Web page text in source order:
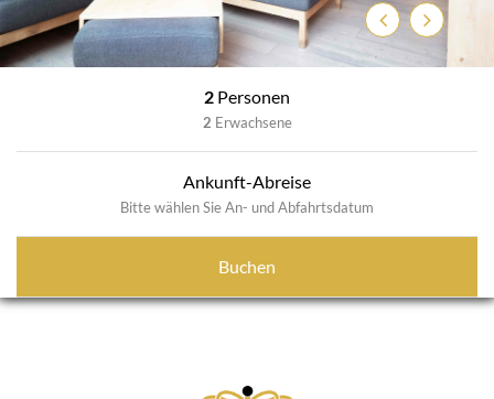
ZurückWeiter
2 Personen
2 Erwachsene
Ankunft-Abreise
Bitte wählen Sie An- und Abfahrtsdatum
Buchen